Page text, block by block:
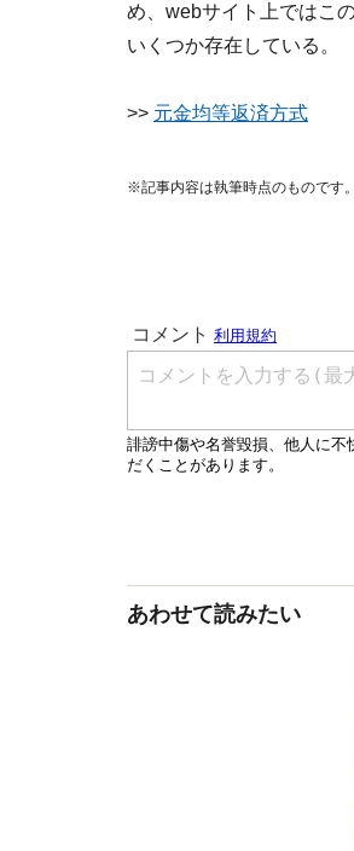
め、webサイト上ではこ
いくつか存在している。
>> 元金均等返済方式
※記事内容は執筆時点のものです
あわせて読みたい